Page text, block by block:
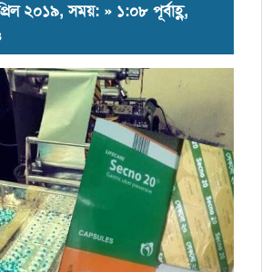
২০১৯, সময়: » ১:০৮ পূর্বাহ্ণ,